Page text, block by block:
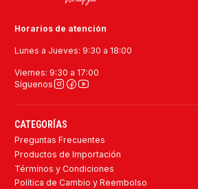
Horarios de atención
Lunes a Jueves: 9:30 a 18:00
Viernes: 9:30 a 17:00
Síguenos
CATEGORÍAS
Preguntas Frecuentes
Productos de Importación
Términos y Condiciones
Política de Cambio y Reembolso